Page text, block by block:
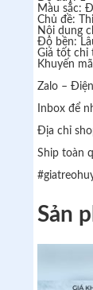
Màu sắc:
Chủ đề:
Nội dung
Độ bền:
Giá tốt chỉ
Khuyến
Zalo –
Inbox để
Địa chỉ
Ship toàn
Sản